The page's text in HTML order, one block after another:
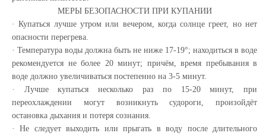
МЕРЫ БЕЗОПАСНОСТИ ПРИ КУПАНИИ
· Купаться лучше утром или вечером, когда солнце греет, но нет
опасности перегрева.
· Температура воды должна быть не ниже 17-19°; находиться в воде
рекомендуется не более 20 минут; причём, время пребывания в
воде должно увеличиваться постепенно на 3-5 минут.
· Лучше купаться несколько раз по 15-20 минут, при
переохлаждении могут возникнуть судороги, произойдёт
остановка дыхания и потеря сознания.
· Не следует выходить или прыгать в воду после длительного